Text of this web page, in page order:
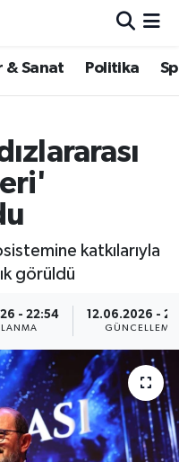
& Sanat Politika
katkılarıyla
görüldü
- 22:54 12.06.2026 -
GÜNCELLEME
Fikstür